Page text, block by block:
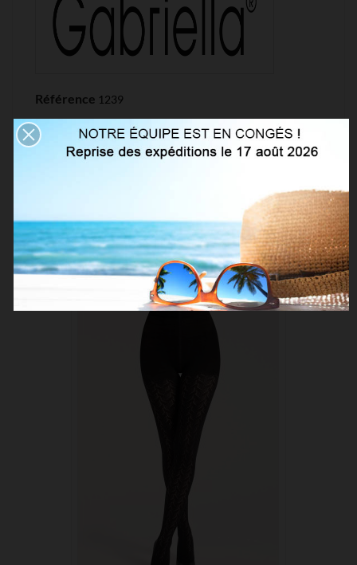
Référence 1239
Références spécifiques
VOUS AIMEREZ AUSSI